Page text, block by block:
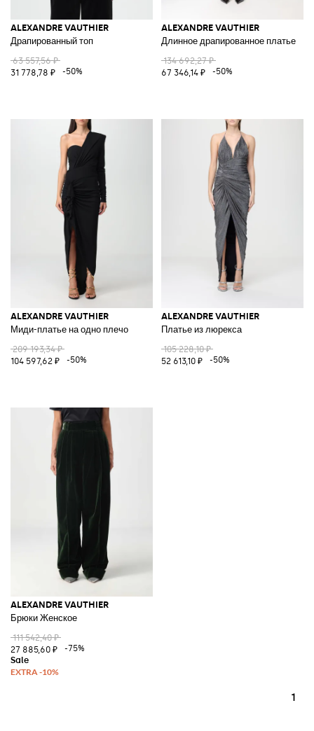
ALEXANDRE VAUTHIER
Драпированный топ
63 557,56 ₽
31 778,78 ₽
-50%
ALEXANDRE VAUTHIER
Длинное драпированное платье
134 692,27 ₽
67 346,14 ₽
-50%
ALEXANDRE VAUTHIER
Миди-платье на одно плечо
209 193,34 ₽
104 597,62 ₽
-50%
ALEXANDRE VAUTHIER
Платье из люрекса
105 228,10 ₽
52 613,10 ₽
-50%
ALEXANDRE VAUTHIER
Брюки Женское
111 542,40 ₽
27 885,60 ₽
-75%
1